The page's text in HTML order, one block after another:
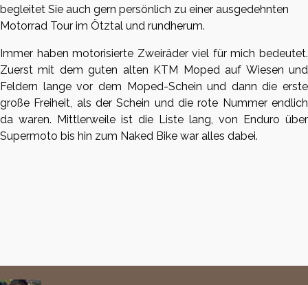
begleitet Sie auch gern persönlich zu einer ausgedehnten
Motorrad Tour im Ötztal und rundherum.
Immer haben motorisierte Zweiräder viel für mich bedeutet.
Zuerst mit dem guten alten KTM Moped auf Wiesen und
Feldern lange vor dem Moped-Schein und dann die erste
große Freiheit, als der Schein und die rote Nummer endlich
da waren. Mittlerweile ist die Liste lang, von Enduro über
Supermoto bis hin zum Naked Bike war alles dabei.